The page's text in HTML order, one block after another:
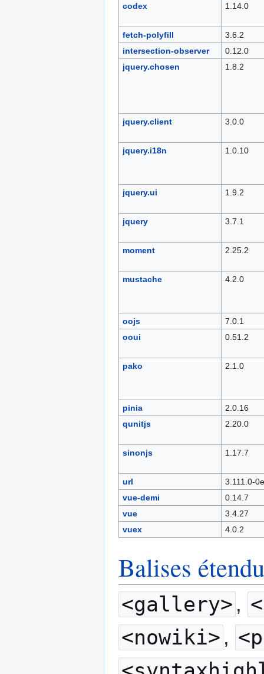
codex 1.14.0
fetch-polyfill
3.6.2
intersection-observer
0.12.0
jquery.chosen
1.8.2
jquery.client 3.0.0
jquery.i18n 1.0.10
jquery.ui 1.9.2
jquery 3.7.1
moment 2.25.2
mustache 4.2.0
oojs
7.0.1
ooui
0.51.2
pako 2.1.0
pinia
2.0.16
qunitjs
2.20.0
sinonjs 1.17.7
url
3.111.0-
vue-demi
0.14.7
vue
3.4.27
vuex
4.0.2
Balises
<gallery> ,
<nowiki> ,